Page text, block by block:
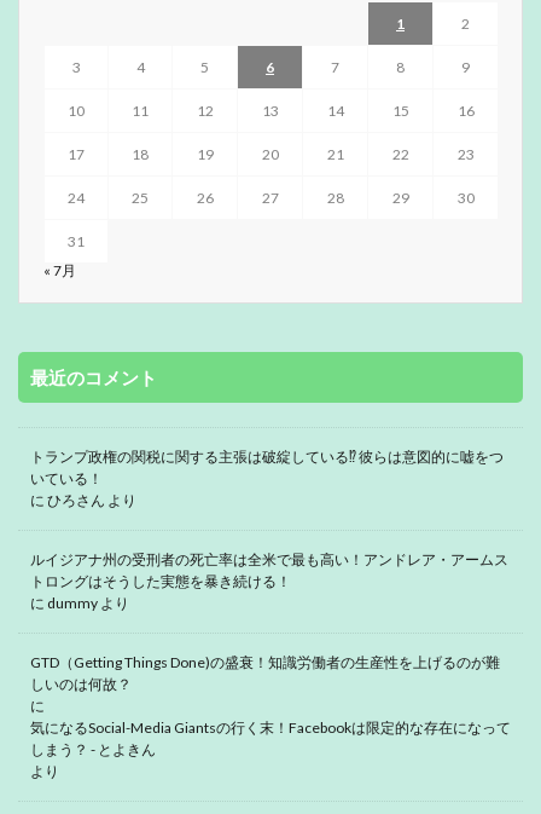
1 2
3 4 5 6 7 8 9
10 11 12 13 14 15 16
17 18 19 20 21 22 23
24 25 26 27 28 29 30
31
« 7月
最近のコメント
トランプ政権の関税に関する主張は破綻している⁉ 彼らは意図的に嘘をつ
いている！
に ひろさん より
ルイジアナ州の受刑者の死亡率は全米で最も高い！アンドレア・アームス
トロングはそうした実態を暴き続ける！
に dummy より
GTD（Getting Things Done)の盛衰！知識労働者の生産性を上げるのが難
しいのは何故？
に
気になるSocial-Media Giantsの行く末！Facebookは限定的な存在になって
しまう？ - とよきん
より